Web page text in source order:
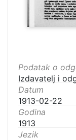
Podatak o
Izdavatelj i
Datum
1913-02-22
Godina
1913
Jezik